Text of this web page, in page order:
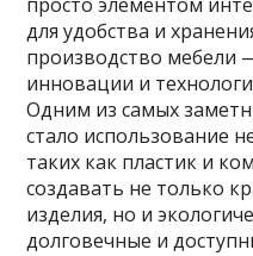
для удобства и
производство мебели
инновации и
Одним из самых
стало использование
таких как пластик и
создавать не только
изделия, но и
долговечные и